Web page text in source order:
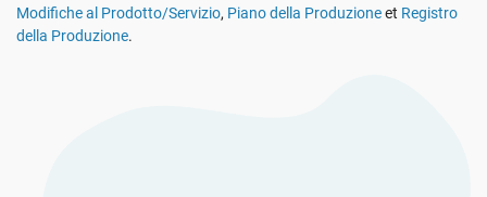
ISO 14001
Trasporto e distribuzione
Modifiche al Prodotto/Servizio, Piano della Produzioneet Registro
della Produzione.